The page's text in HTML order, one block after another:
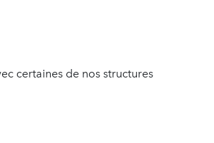
certaines de nos structures